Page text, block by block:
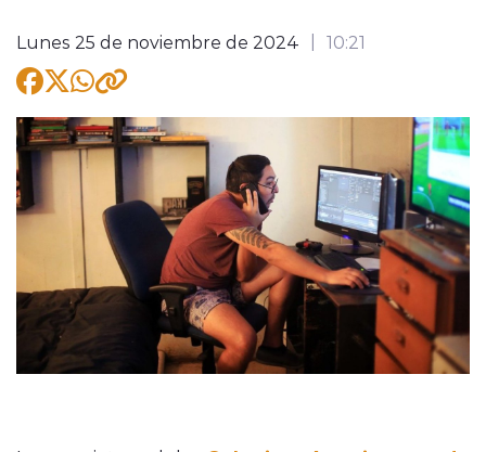
Lunes 25 de noviembre de 2024 10:21